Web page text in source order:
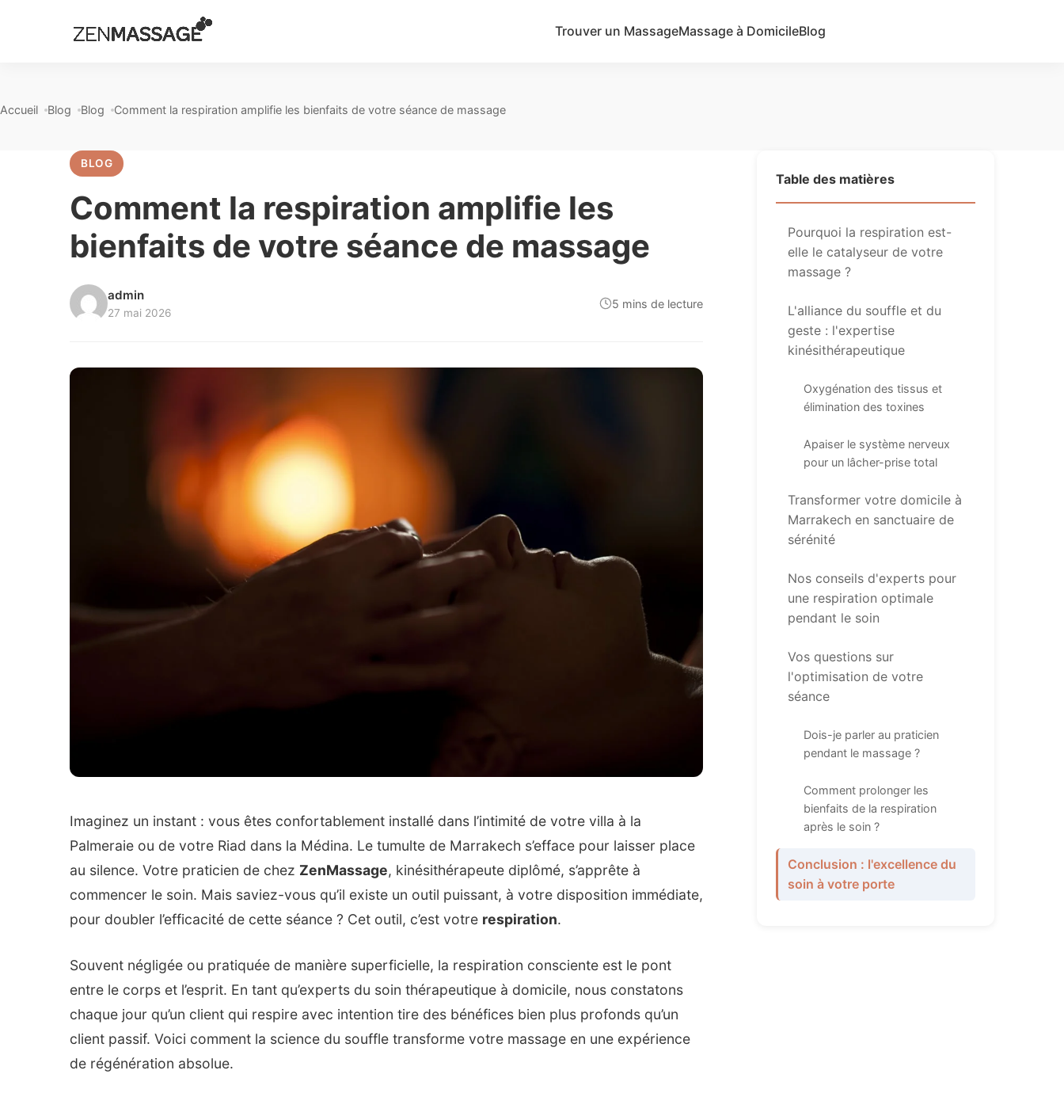
Trouver un MassageMassage à DomicileBlog
Accueil Blog Blog Comment la respiration amplifie les bienfaits de votre séance de massage
BLOG
Comment la respiration amplifie les
bienfaits de votre séance de massage
admin
27 mai 2026
5 mins de lecture
Imaginez un instant : vous êtes confortablement installé dans l’intimité de votre villa à la
Palmeraie ou de votre Riad dans la Médina. Le tumulte de Marrakech s’efface pour laisser place
au silence. Votre praticien de chez ZenMassage, kinésithérapeute diplômé, s’apprête à
commencer le soin. Mais saviez-vous qu’il existe un outil puissant, à votre disposition immédiate,
pour doubler l’efficacité de cette séance ? Cet outil, c’est votre respiration.
Souvent négligée ou pratiquée de manière superficielle, la respiration consciente est le pont
entre le corps et l’esprit. En tant qu’experts du soin thérapeutique à domicile, nous constatons
chaque jour qu’un client qui respire avec intention tire des bénéfices bien plus profonds qu’un
client passif. Voici comment la science du souffle transforme votre massage en une expérience
de régénération absolue.
Table des matières
Pourquoi la respiration est-
elle le catalyseur de votre
massage ?
L'alliance du souffle et du
geste : l'expertise
kinésithérapeutique
Oxygénation des tissus et
élimination des toxines
Apaiser le système nerveux
pour un lâcher-prise total
Transformer votre domicile à
Marrakech en sanctuaire de
sérénité
Nos conseils d'experts pour
une respiration optimale
pendant le soin
Vos questions sur
l'optimisation de votre
séance
Dois-je parler au praticien
pendant le massage ?
Comment prolonger les
bienfaits de la respiration
après le soin ?
Conclusion : l'excellence du
soin à votre porte